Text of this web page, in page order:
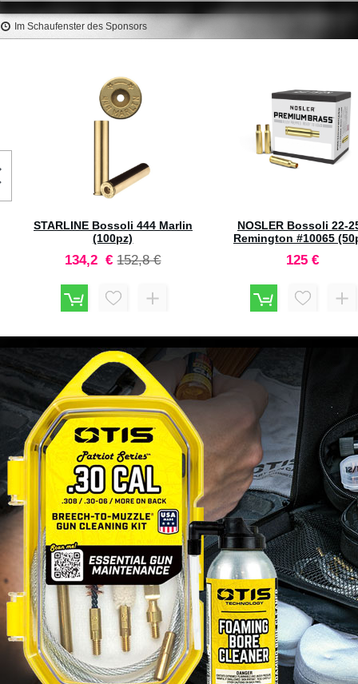
Im Schaufenster des Sponsors
67,9 €